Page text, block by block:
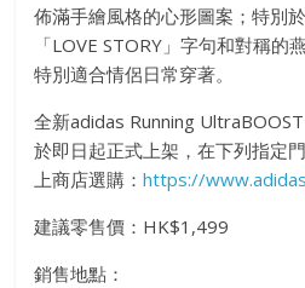
佈滿手繪風格的心形圖案；特別
「LOVE STORY」字句和對稱的
特別適合情侶日常穿著。
全新adidas Running
於即日起正式上架，在下列指定
上商店選購：https://
建議零售價：HK$1,499
銷售地點：